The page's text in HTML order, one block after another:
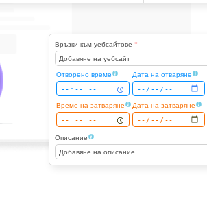
Връзки към уебсайтове *
Добавяне на уебсайт
Отворено време
Дата на отваряне
Време на затваряне
Дата на затваряне
Описание
Добавяне на описание